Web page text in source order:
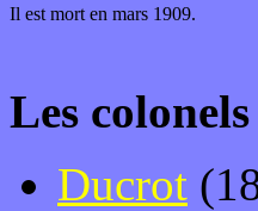
Il est mort en mars 1909.
Les
Ducrot